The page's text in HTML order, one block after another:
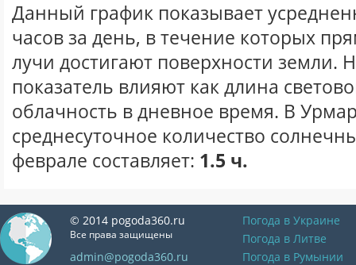
Данный график показывает
часов за день, в течение которых
лучи достигают поверхности земли.
показатель влияют как длина
облачность в дневное время. В
среднесуточное количество
феврале составляет: 1.5 ч.
© 2014 pogoda360.ru
Все права защищены
admin@pogoda360.ru
Погода в Украине
Погода в Литве
Погода в Румынии